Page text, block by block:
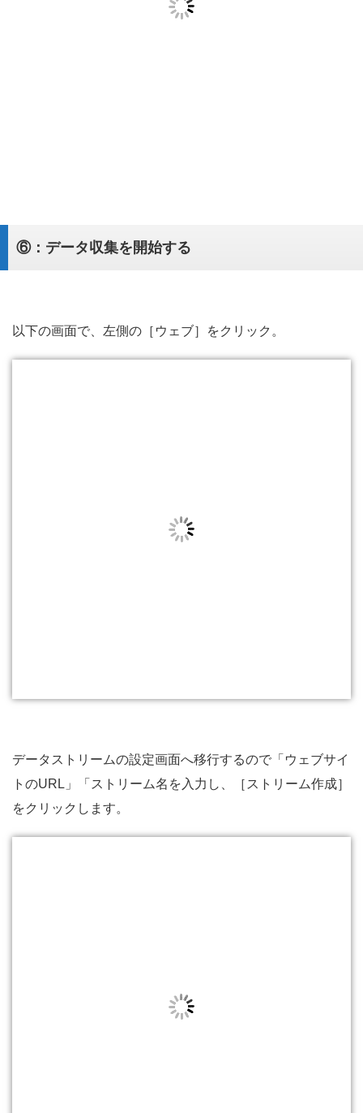
⑥：データ収集を開始する
以下の画面で、左側の［ウェブ］をクリック。
データストリームの設定画面へ移行するので「ウェブサイ
トのURL」「ストリーム名を入力し、［ストリーム作成］
をクリックします。